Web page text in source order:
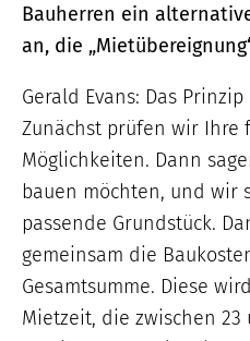
Bauherren ein
an, die
Gerald Evans: Das
Zunächst prüfen wir Ihre
Möglichkeiten. Dann
bauen möchten, und wir
passende Grundstück.
gemeinsam die
Gesamtsumme. Diese
Mietzeit, die zwischen 23